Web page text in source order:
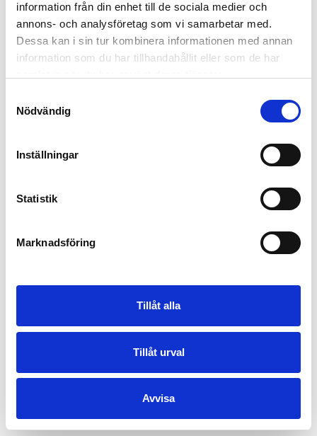
information från din enhet till de sociala medier och
annons- och analysföretag som vi samarbetar med.
Dessa kan i sin tur kombinera informationen med annan
information som du har tillhandahållit eller som de har
Nödvändig
Inställningar
Statistik
Marknadsföring
Tillåt alla
Tillåt urval
Avvisa
3. Betalning
Fel